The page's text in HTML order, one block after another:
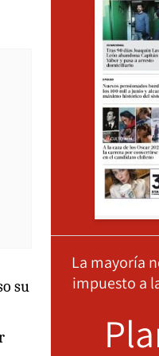
su
La mayoría
impuesto a